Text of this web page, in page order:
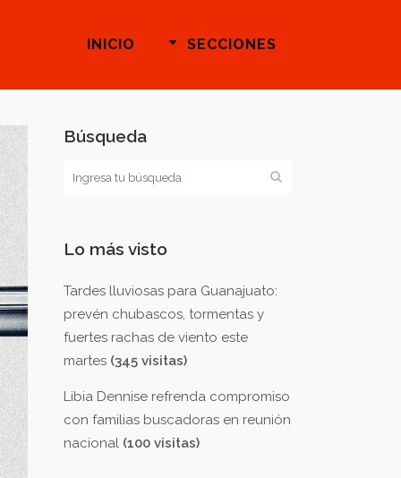
INICIO SECCIONES
Búsqueda
Lo más visto
Tardes lluviosas para Guanajuato:
prevén chubascos, tormentas y
fuertes rachas de viento este
martes (345 visitas)
Libia Dennise refrenda compromiso
con familias buscadoras en reunión
nacional (100 visitas)